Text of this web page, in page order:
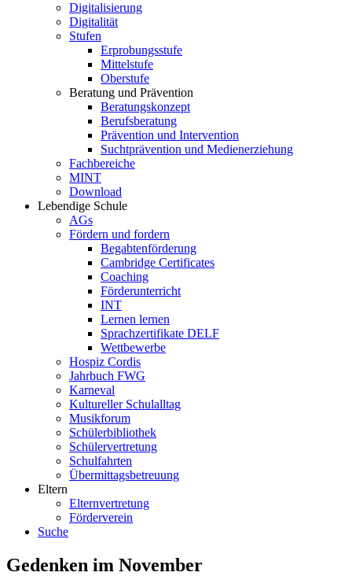
Digitalisierung
Digitalität
Stufen
Erprobungsstufe
Mittelstufe
Oberstufe
Beratung und Prävention
Beratungskonzept
Berufsberatung
Prävention und Intervention
Suchtprävention und Medienerziehung
Fachbereiche
MINT
Download
Lebendige Schule
AGs
Fördern und fordern
Begabtenförderung
Cambridge Certificates
Coaching
Förderunterricht
INT
Lernen lernen
Sprachzertifikate DELF
Wettbewerbe
Hospiz Cordis
Jahrbuch FWG
Karneval
Kultureller Schulalltag
Musikforum
Schülerbibliothek
Schülervertretung
Schulfahrten
Übermittagsbetreuung
Eltern
Elternvertretung
Förderverein
Suche
Gedenken im November